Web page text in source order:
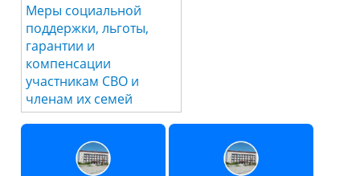
Меры социальной
поддержки, льготы,
гарантии и
компенсации
участникам СВО и
членам их семей